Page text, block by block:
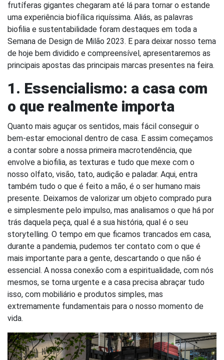
frutíferas gigantes chegaram até lá para tornar o estande
uma experiência biofílica riquíssima. Aliás, as palavras
biofilia e sustentabilidade foram destaques em toda a
Semana de Design de Milão 2023. E para deixar nosso tema
de hoje bem dividido e compreensível, apresentaremos as
principais apostas das principais marcas presentes na feira.
1. Essencialismo: a casa com
o que realmente importa
Quanto mais aguçar os sentidos, mais fácil conseguir o
bem-estar emocional dentro de casa. E assim começamos
a contar sobre a nossa primeira macrotendência, que
envolve a biofilia, as texturas e tudo que mexe com o
nosso olfato, visão, tato, audição e paladar. Aqui, entra
também tudo o que é feito a mão, é o ser humano mais
presente. Deixamos de valorizar um objeto comprado pura
e simplesmente pelo impulso, mas analisamos o que há por
trás daquela peça, qual é a sua história, qual é o seu
storytelling. O tempo em que ficamos trancados em casa,
durante a pandemia, pudemos ter contato com o que é
mais importante para a gente, descartando o que não é
essencial. A nossa conexão com a espiritualidade, com nós
mesmos, se torna urgente e a casa precisa abraçar tudo
isso, com mobiliário e produtos simples, mas
extremamente fundamentais para o nosso momento de
vida.